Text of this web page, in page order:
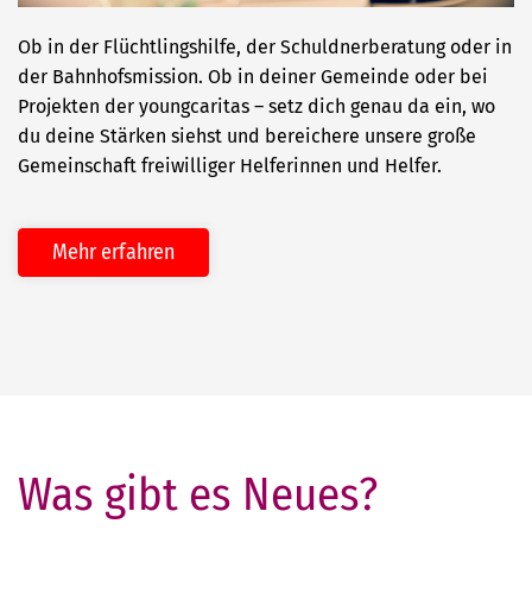
Ob in der Flüchtlingshilfe, der Schuldnerberatung oder in
der Bahnhofsmission. Ob in deiner Gemeinde oder bei
Projekten der youngcaritas – setz dich genau da ein, wo
du deine Stärken siehst und bereichere unsere große
Gemeinschaft freiwilliger Helferinnen und Helfer.
Mehr erfahren
Was gibt es Neues?